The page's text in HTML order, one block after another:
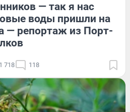
— так я нас
воды пришли на
— репортаж из Порт-
718 118